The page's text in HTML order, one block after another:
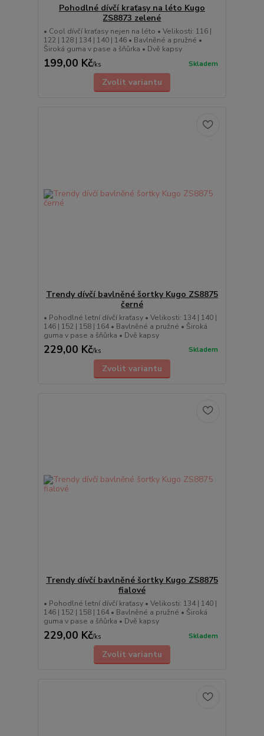
Pohodlné dívčí kraťasy na léto Kugo
ZS8873 zelené
• Cool dívčí kraťasy nejen na léto • Velikosti: 116 |
122 | 128 | 134 | 140 | 146 • Bavlněné a pružné •
Široká guma v pase a šňůrka • Dvě kapsy
199,00 Kč/ks Skladem
Zvolit variantu
Trendy dívčí bavlněné šortky Kugo ZS8875
černé
• Pohodlné letní dívčí kraťasy • Velikosti: 134 | 140 |
146 | 152 | 158 | 164 • Bavlněné a pružné • Široká
guma v pase a šňůrka • Dvě kapsy
229,00 Kč/ks Skladem
Zvolit variantu
Trendy dívčí bavlněné šortky Kugo ZS8875
fialové
• Pohodlné letní dívčí kraťasy • Velikosti: 134 | 140 |
146 | 152 | 158 | 164 • Bavlněné a pružné • Široká
guma v pase a šňůrka • Dvě kapsy
229,00 Kč/ks Skladem
Zvolit variantu